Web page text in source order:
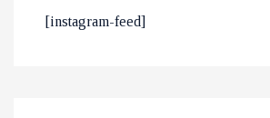
[instagram-feed]
ΟΙ 10 ΟΜΟΡΦΟΤΕΡΕΣ